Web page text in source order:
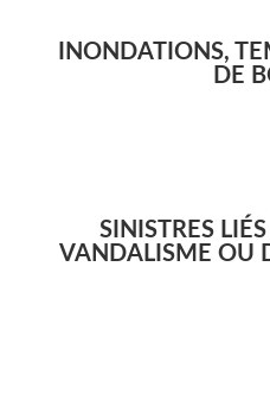
INONDATIONS,
DE
SINISTRES
VANDALISME OU